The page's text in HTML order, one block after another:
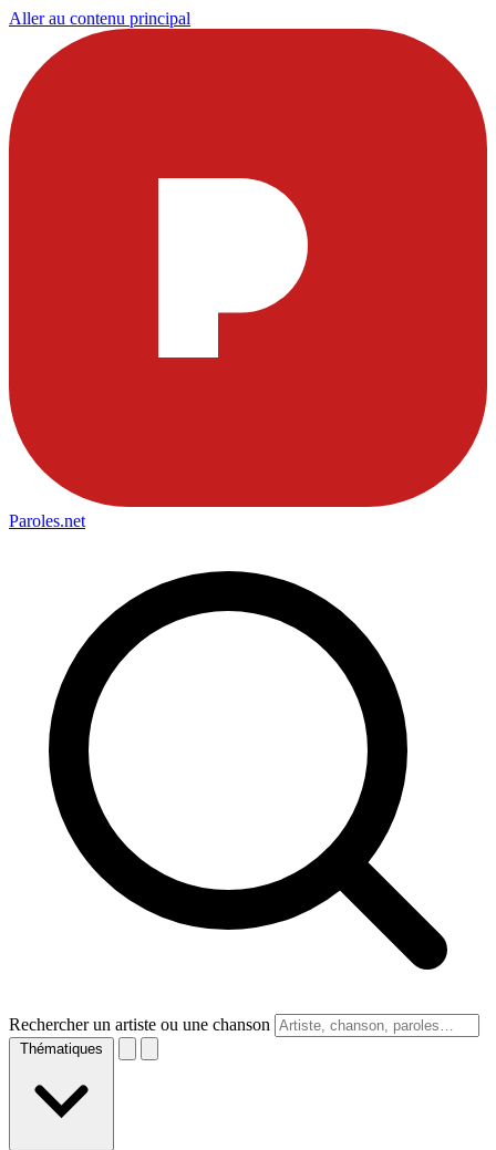
Aller au contenu principal
Paroles.net
Rechercher un artiste ou une chanson
Thématiques